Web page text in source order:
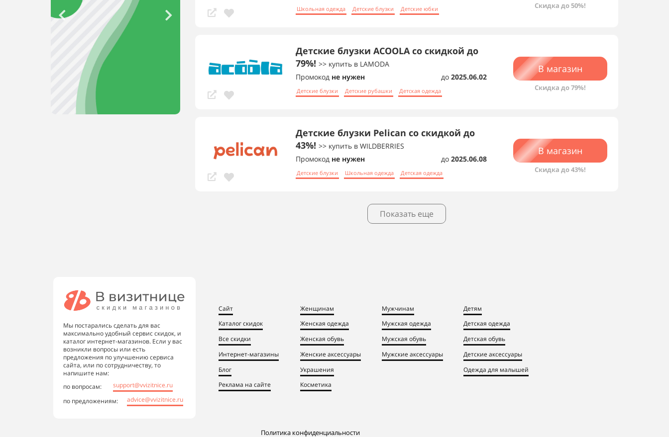
Школьная одежда Детские блузки Детские юбки Скидка до 50%!
Детские блузки ACOOLA со скидкой до
79%! >> купить в LAMODA
Промокод не нужен до 2025.06.02
Детские блузки Детские рубашки Детская одежда
В магазин
Скидка до 79%!
Детские блузки Pelican со скидкой до
43%! >> купить в WILDBERRIES
Промокод не нужен до 2025.06.08
Детские блузки Школьная одежда Детская одежда
В магазин
Скидка до 43%!
Показать еще
Мы постарались сделать для вас
максимально удобный сервис скидок, и
каталог интернет-магазинов. Если у вас
возникли вопросы или есть
предложения по улучшению сервиса
сайта, или по сотрудничеству, то
напишите нам:
по вопросам:
support@vvizitnice.ru
по предложениям:
advice@vvizitnice.ru
Сайт
Каталог скидок
Все скидки
Интернет-магазины
Блог
Реклама на сайте
Женщинам
Женская одежда
Женская обувь
Женские аксессуары
Украшения
Косметика
Мужчинам
Мужская одежда
Мужская обувь
Мужские аксессуары
Детям
Детская одежда
Детская обувь
Детские аксессуары
Одежда для малышей
Политика конфиденциальности